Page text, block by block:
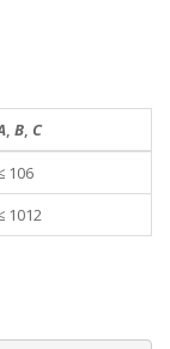
, B, C
106
1012